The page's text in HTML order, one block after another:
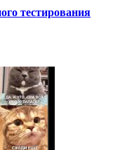
тестирования